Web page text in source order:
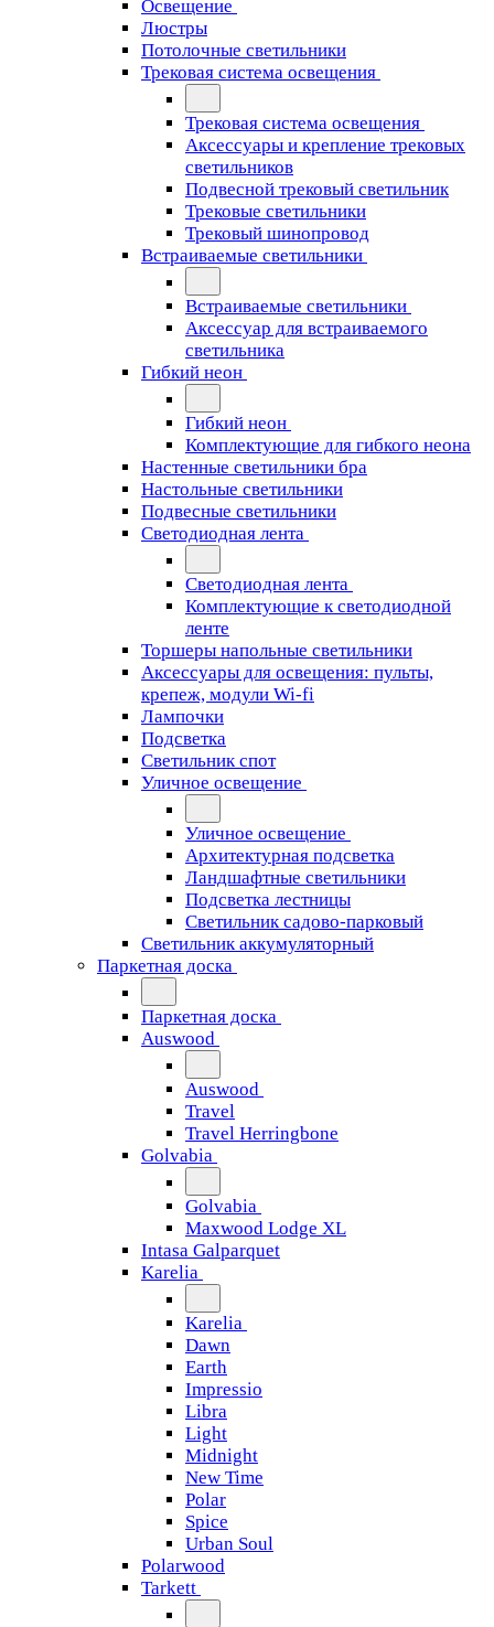
Освещение
Люстры
Потолочные светильники
Трековая система освещения
Трековая система освещения
Аксессуары и крепление трековых
светильников
Подвесной трековый светильник
Трековые светильники
Трековый шинопровод
Встраиваемые светильники
Встраиваемые светильники
Аксессуар для встраиваемого
светильника
Гибкий неон
Гибкий неон
Комплектующие для гибкого неона
Настенные светильники бра
Настольные светильники
Подвесные светильники
Светодиодная лента
Светодиодная лента
Комплектующие к светодиодной
ленте
Торшеры напольные светильники
Аксессуары для освещения: пульты,
крепеж, модули Wi-fi
Лампочки
Подсветка
Светильник спот
Уличное освещение
Уличное освещение
Архитектурная подсветка
Ландшафтные светильники
Подсветка лестницы
Светильник садово-парковый
Светильник аккумуляторный
Паркетная доска
Паркетная доска
Auswood
Auswood
Travel
Travel Herringbone
Golvabia
Golvabia
Maxwood Lodge XL
Intasa Galparquet
Karelia
Karelia
Dawn
Earth
Impressio
Libra
Light
Midnight
New Time
Polar
Spice
Urban Soul
Polarwood
Tarkett